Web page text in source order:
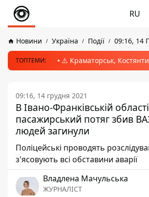
RU
Новини Україна Події 09:16, 14
ТОПТЕМИ: ⚠️ Краматорськ,
09:16, 14 грудня 2021
В Івано-Франківській області
пасажирський потяг збив
людей загинули
Поліцейські проводять
з'ясовують всі обставини аварії
Владлена Мачульська
ЖУРНАЛІСТ